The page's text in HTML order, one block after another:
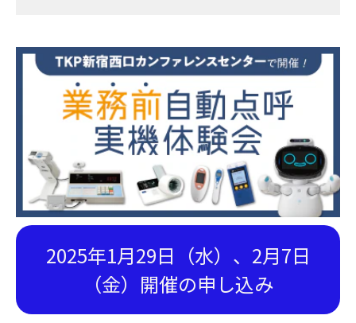
2025年1月29日（水）、2月7日
（金）開催の申し込み